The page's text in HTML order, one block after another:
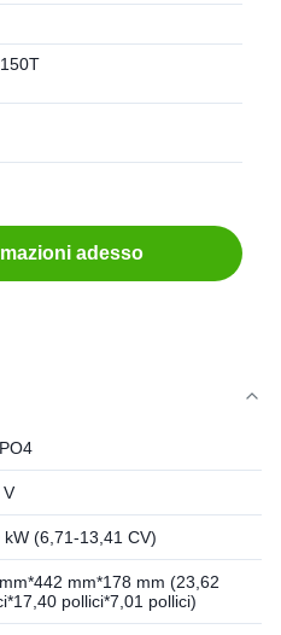
adesso
V
kW (6,71-13,41 CV)
mm*178 mm (23,62
pollici*7,01 pollici)